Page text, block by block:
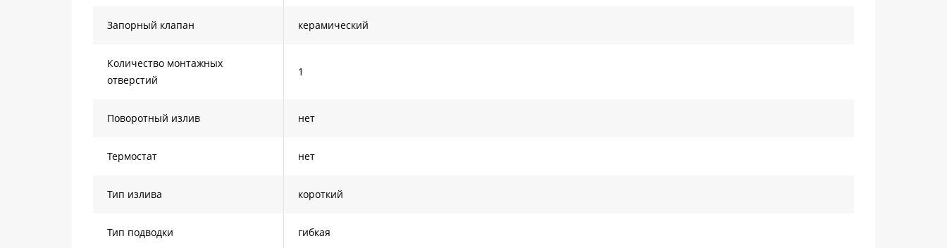
Запорный клапан керамический
Количество монтажных
отверстий
1
Поворотный излив нет
Термостат нет
Тип излива короткий
Тип подводки гибкая